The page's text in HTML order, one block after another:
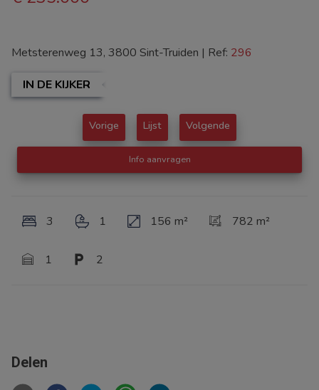
Metsterenweg 13, 3800 Sint-Truiden | Ref: 296
IN DE KIJKER
Vorige Lijst Volgende
Info aanvragen
3 1 156 m² 782 m²
1 2
Delen